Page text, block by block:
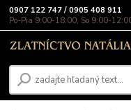
0907 122 747 / 0905 408 911
Po-Pia 9:00-18:00, So 9:00-